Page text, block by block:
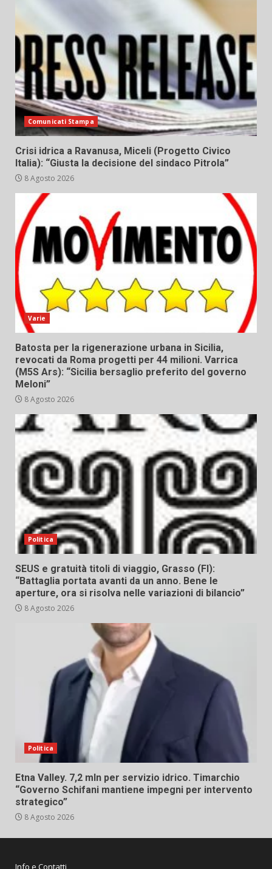
Comunicati Stampa
Crisi idrica a Ravanusa, Miceli (Progetto Civico
Italia): “Giusta la decisione del sindaco Pitrola”
8 Agosto 2026
Varie
Batosta per la rigenerazione urbana in Sicilia,
revocati da Roma progetti per 44 milioni. Varrica
(M5S Ars): “Sicilia bersaglio preferito del governo
Meloni”
8 Agosto 2026
Politica
SEUS e gratuità titoli di viaggio, Grasso (FI):
“Battaglia portata avanti da un anno. Bene le
aperture, ora si risolva nelle variazioni di bilancio”
8 Agosto 2026
Politica
Etna Valley. 7,2 mln per servizio idrico. Timarchio
“Governo Schifani mantiene impegni per intervento
strategico”
8 Agosto 2026
Info e Contatti